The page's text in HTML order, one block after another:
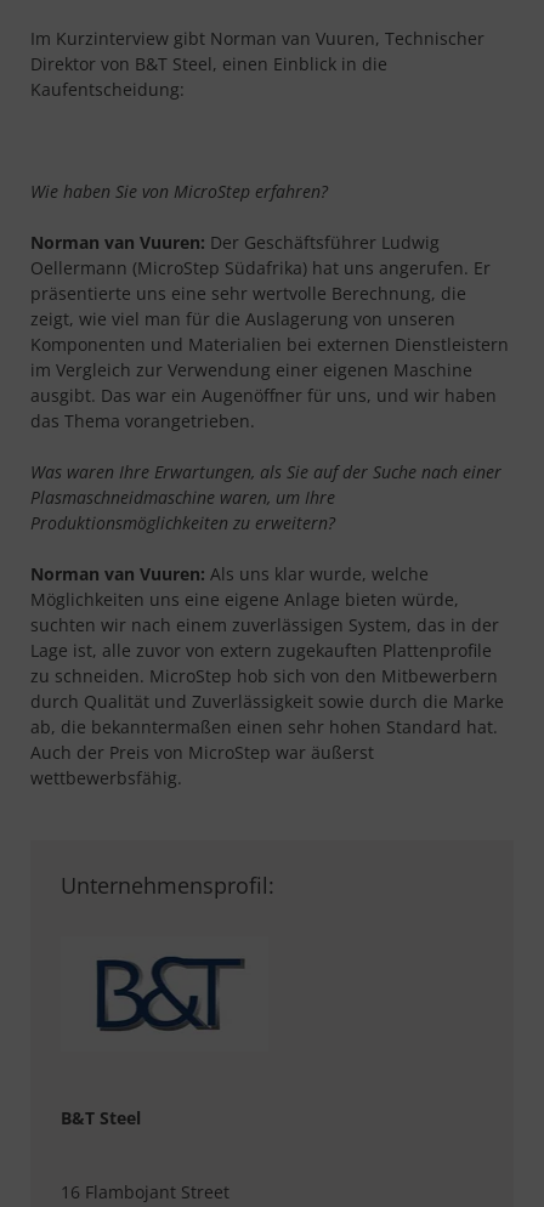
Unternehmensprofil:
B&T Steel
16 Flambojant Street
Im Kurzinterview gibt Norman van Vuuren, Technischer
Direktor von B&T Steel, einen Einblick in die
Kaufentscheidung:
Wie haben Sie von MicroStep erfahren?
Norman van Vuuren: Der Geschäftsführer Ludwig
Oellermann (MicroStep Südafrika) hat uns angerufen. Er
präsentierte uns eine sehr wertvolle Berechnung, die
zeigt, wie viel man für die Auslagerung von unseren
Komponenten und Materialien bei externen Dienstleistern
im Vergleich zur Verwendung einer eigenen Maschine
ausgibt. Das war ein Augenöffner für uns, und wir haben
das Thema vorangetrieben.
Was waren Ihre Erwartungen, als Sie auf der Suche nach einer
Plasmaschneidmaschine waren, um Ihre
Produktionsmöglichkeiten zu erweitern?
Norman van Vuuren: Als uns klar wurde, welche
Möglichkeiten uns eine eigene Anlage bieten würde,
suchten wir nach einem zuverlässigen System, das in der
Lage ist, alle zuvor von extern zugekauften Plattenprofile
zu schneiden. MicroStep hob sich von den Mitbewerbern
durch Qualität und Zuverlässigkeit sowie durch die Marke
ab, die bekanntermaßen einen sehr hohen Standard hat.
Auch der Preis von MicroStep war äußerst
wettbewerbsfähig.